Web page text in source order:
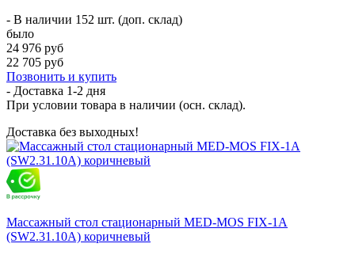
- В наличии 152 шт. (доп. склад)
было
24 976 руб
22 705 руб
Позвонить и купить
- Доставка 1-2 дня
При условии товара в наличии (осн. склад).
Доставка без выходных!
Массажный стол стационарный MED-MOS FIX-1A
(SW2.31.10A) коричневый